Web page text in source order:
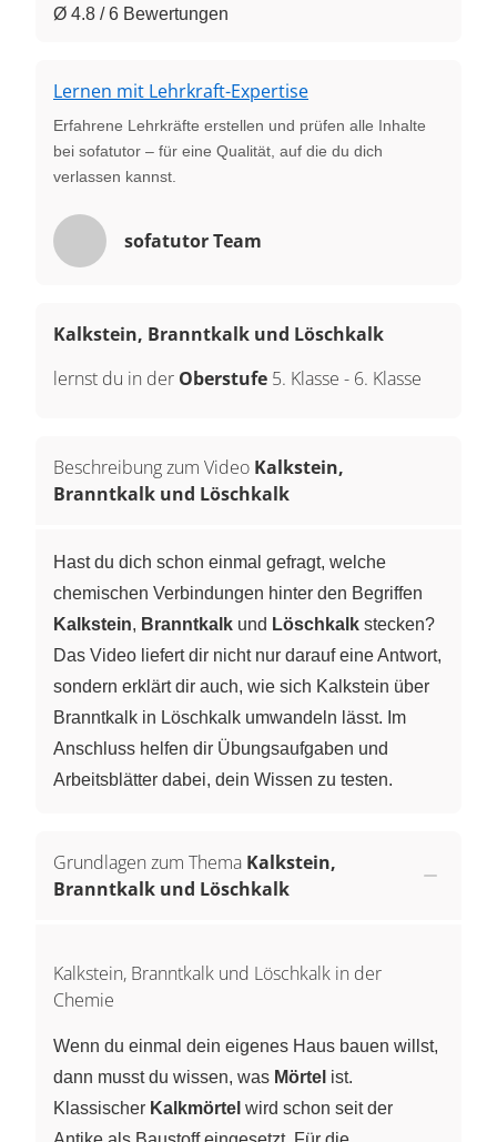
Ø 4.8 / 6 Bewertungen
Lernen mit Lehrkraft-Expertise
Erfahrene Lehrkräfte erstellen und prüfen alle Inhalte
bei sofatutor – für eine Qualität, auf die du dich
verlassen kannst.
sofatutor Team
Kalkstein, Branntkalk und Löschkalk
lernst du in der Oberstufe 5. Klasse - 6. Klasse
Beschreibung zum Video Kalkstein,
Branntkalk und Löschkalk
Hast du dich schon einmal gefragt, welche
chemischen Verbindungen hinter den Begriffen
Kalkstein, Branntkalk und Löschkalk stecken?
Das Video liefert dir nicht nur darauf eine Antwort,
sondern erklärt dir auch, wie sich Kalkstein über
Branntkalk in Löschkalk umwandeln lässt. Im
Anschluss helfen dir Übungsaufgaben und
Arbeitsblätter dabei, dein Wissen zu testen.
Grundlagen zum Thema Kalkstein,
Branntkalk und Löschkalk
Kalkstein, Branntkalk und Löschkalk in der
Chemie
Wenn du einmal dein eigenes Haus bauen willst,
dann musst du wissen, was Mörtel ist.
Klassischer Kalkmörtel wird schon seit der